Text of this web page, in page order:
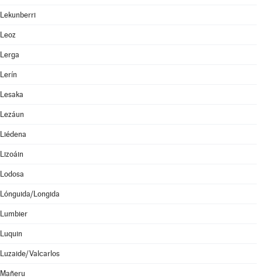
Lekunberri
Leoz
Lerga
Lerín
Lesaka
Lezáun
Liédena
Lizoáin
Lodosa
Lónguida/Longida
Lumbier
Luquin
Luzaide/Valcarlos
Mañeru